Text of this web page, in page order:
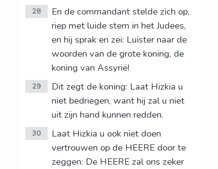
28
En de commandant stelde zich op,
riep met luide stem in het Judees,
en hij sprak en zei: Luister naar de
woorden van de grote koning, de
koning van Assyrië!
29
Dit zegt de koning: Laat Hizkia u
niet bedriegen, want hij zal u niet
uit zijn hand kunnen redden.
30
Laat Hizkia u ook niet doen
vertrouwen op de HEERE door te
zeggen: De HEERE zal ons zeker